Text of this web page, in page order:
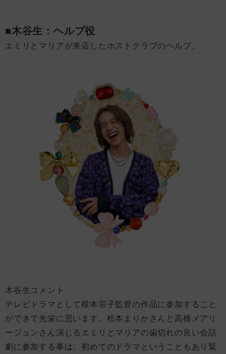
■木谷生：ヘルプ役
エミリとマリアが来店したホストクラブのヘルプ。
木谷生コメント
テレビドラマとして根本宗子監督の作品に参加すること
ができて光栄に思います。松本まりかさんと高橋メアリ
ージュンさん演じるエミリとマリアの歯切れの良い会話
劇に参加する事は、初めてのドラマということもあり緊